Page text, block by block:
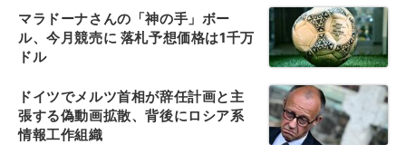
マラドーナさんの「神の手」ボー
ル、今月競売に 落札予想価格は1千万
ドル
ドイツでメルツ首相が辞任計画と主
張する偽動画拡散、背後にロシア系
情報工作組織